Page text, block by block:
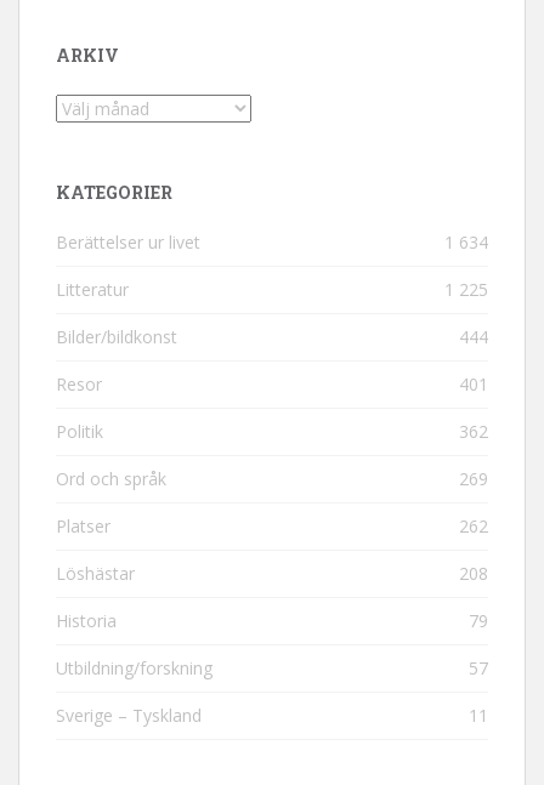
ARKIV
Arkiv
KATEGORIER
Berättelser ur livet 1 634
Litteratur 1 225
Bilder/bildkonst 444
Resor 401
Politik 362
Ord och språk 269
Platser 262
Löshästar 208
Historia 79
Utbildning/forskning 57
Sverige – Tyskland 11